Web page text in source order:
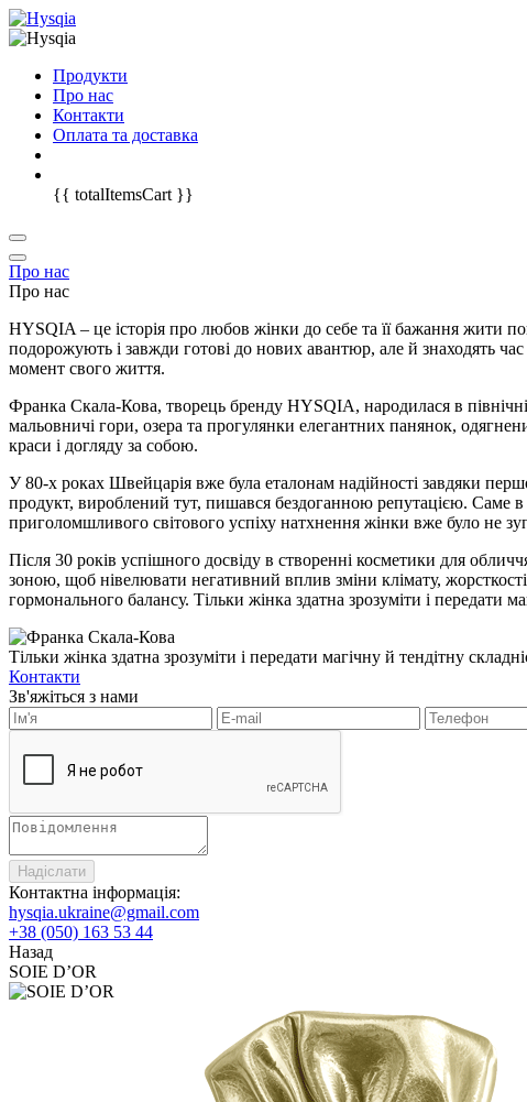
Продукти
Про нас
Контакти
Оплата та доставка
{{ totalItemsCart }}
Про нас
Про нас
HYSQIA – це історія про любов жінки до себе та її бажання жити
подорожують і завжди готові до нових авантюр, але й знаходять
момент свого життя.
Франка Скала-Кова, творець бренду HYSQIA, народилася в
мальовничі гори, озера та прогулянки елегантних панянок,
краси і догляду за собою.
У 80-х роках Швейцарія вже була еталонам надійності завдяки
продукт, вироблений тут, пишався бездоганною репутацією. Саме
приголомшливого світового успіху натхнення жінки вже було не
Після 30 років успішного досвіду в створенні косметики для
зоною, щоб нівелювати негативний вплив зміни клімату,
гормонального балансу. Тільки жінка здатна зрозуміти і передати
Тільки жінка здатна зрозуміти і передати магічну й тендітну
Контакти
Зв'яжіться з нами
Надіслати
Контактна інформація:
hysqia.ukraine@gmail.com
+38 (050) 163 53 44
Назад
SOIE D’OR